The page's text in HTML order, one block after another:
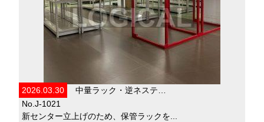
2026.03.30
中量ラック・逆ネステ…
No.J-1021
新センター立上げのため、保管ラックを...